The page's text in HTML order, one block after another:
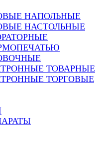
НАПОЛЬНЫЕ
НАСТОЛЬНЫЕ
ТОВАРНЫЕ
ТОРГОВЫЕ